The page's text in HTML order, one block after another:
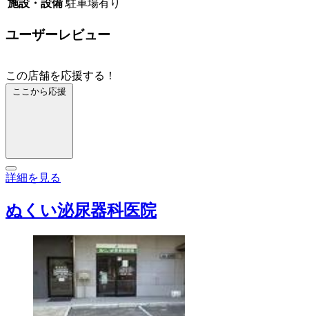
施設・設備 駐車場有り
ユーザーレビュー
この店舗を応援する！
ここから応援
詳細を見る
ぬくい泌尿器科医院